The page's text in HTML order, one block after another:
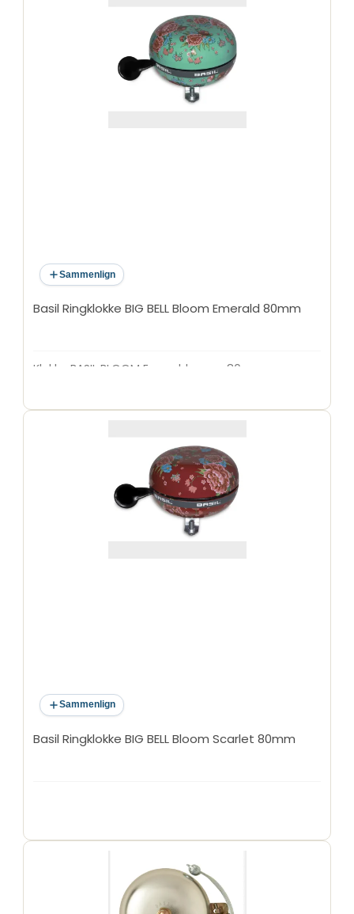
Sammenlign
Basil Ringklokke BIG BELL Bloom Emerald 80mm
Klokke BASIL BLOOM Emerald grøn ø80mm
Sammenlign
Basil Ringklokke BIG BELL Bloom Scarlet 80mm